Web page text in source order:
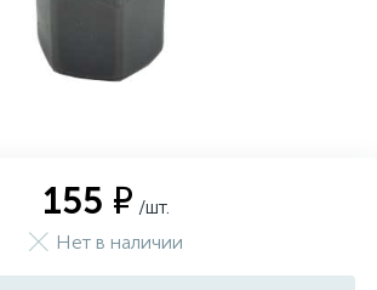
155 ₽ /шт.
Нет в наличии